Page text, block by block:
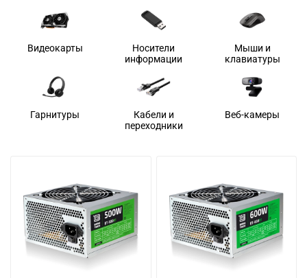
Видеокарты
Носители
информации
Мыши и
клавиатуры
Гарнитуры
Кабели и
переходники
Веб-камеры